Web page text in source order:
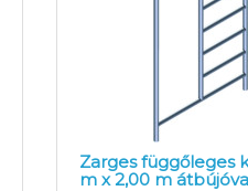
Zarges függőleges
m x 2,00 m